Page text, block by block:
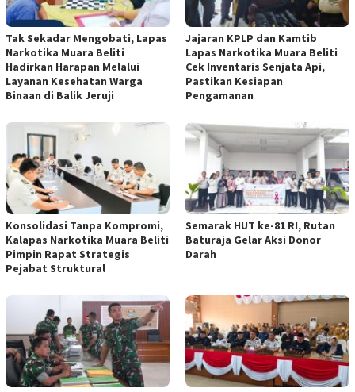
Tak Sekadar Mengobati, Lapas
Narkotika Muara Beliti
Hadirkan Harapan Melalui
Layanan Kesehatan Warga
Binaan di Balik Jeruji
Jajaran KPLP dan Kamtib
Lapas Narkotika Muara Beliti
Cek Inventaris Senjata Api,
Pastikan Kesiapan
Pengamanan
Konsolidasi Tanpa Kompromi,
Kalapas Narkotika Muara Beliti
Pimpin Rapat Strategis
Pejabat Struktural
Semarak HUT ke-81 RI, Rutan
Baturaja Gelar Aksi Donor
Darah